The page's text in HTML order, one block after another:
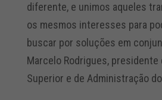
diferente, e unimos aqueles
os mesmos interesses para
buscar por soluções em
Marcelo Rodrigues, presidente
Superior e de Administração do